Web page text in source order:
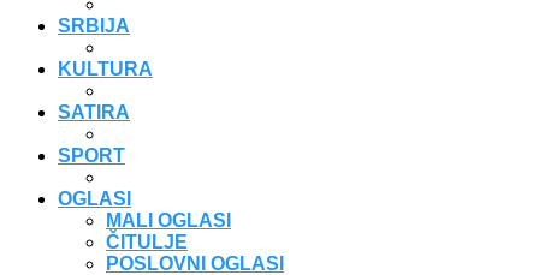
SRBIJA
KULTURA
SATIRA
SPORT
OGLASI
MALI OGLASI
ČITULJE
POSLOVNI OGLASI